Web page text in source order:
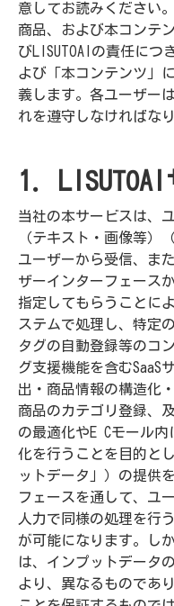
意してお読みください
商品、および本コンテ
びLISUTOAIの責任につ
よび「本コンテンツ」
義します。各ユーザー
れを遵守しなければな
1.
当社の本サービスは、
（テキスト・画像等）
ユーザーから受信、ま
ザーインターフェース
指定してもらうことに
ステムで処理し、特定
タグの自動登録等のコ
グ支援機能を含むSaaS
出・商品情報の構造化
商品のカテゴリ登録、
の最適化やE Cモール
化を行うことを目的と
ットデータ」）の提供
フェースを通して、ユ
人力で同様の処理を行
が可能になります。し
は、インプットデータ
より、異なるものであ